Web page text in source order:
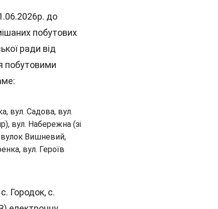
до
побутових
ради від
побутовими
вул. Садова, вул.
вул. Набережна (зі
Вишневий,
вул. Героїв
Городок, с.